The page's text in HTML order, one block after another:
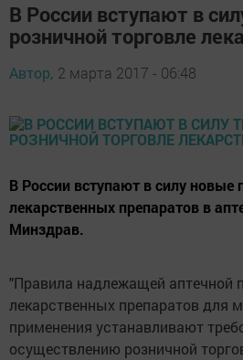
В России вступают в
розничной торговле
Автор, 2 марта 2017 - 06:48
В России вступают в силу
лекарственных препаратов в
Минздрав.
"Правила надлежащей аптечной
лекарственных препаратов для
применения устанавливают
осуществлению розничной